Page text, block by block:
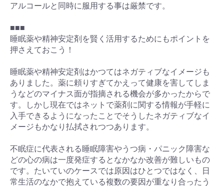
アルコールと同時に服用する事は厳禁です。
■■■
睡眠薬や精神安定剤を賢く活用するためにもポイントを
押さえておこう！
睡眠薬や精神安定剤はかつてはネガティブなイメージも
ありました。薬に頼りすぎてかえって健康を害してしま
うなどのマイナス面が指摘される機会が多かったからで
す。しかし現在ではネットで薬剤に関する情報が手軽に
入手できるようになったことでそうしたネガティブなイ
メージもかなり払拭されつつあります。
不眠症に代表される睡眠障害やうつ病・パニック障害な
どの心の病は一度発症するとなかなか改善が難しいもの
です。たいていのケースでは原因はひとつではなく、日
常生活のなかで抱えている複数の要因が重なり合ったう